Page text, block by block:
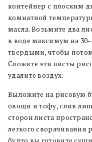
контейнер с плоским
комнатной
масла. Возьмите два
в воде максимум на
твердыми, чтобы
Сложите эти листы
удалите воздух.
Выложите на рисовую
овощи и тофу, слив
сторон листа
легкого сворачивания